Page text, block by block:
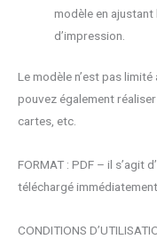
modèle en ajustant
d’impression.
Le modèle n’est pas
pouvez également
cartes, etc.
FORMAT : PDF – il s’agit
téléchargé immédiatement
CONDITIONS